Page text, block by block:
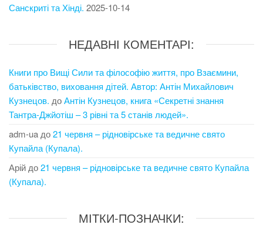
Санскриті та Хінді. 2025-10-14
НЕДАВНІ КОМЕНТАРІ:
Книги про Вищі Сили та філософію життя, про Взаємини,
батьківство, виховання дітей. Автор: Антін Михайлович
Кузнецов. доАнтін Кузнецов, книга «Секретні знання
Тантра-Джйотіш – 3 рівні та 5 станів людей».
adm-ua до21 червня – рідновірське та ведичне свято
Купайла (Купала).
Арій до21 червня – рідновірське та ведичне свято Купайла
(Купала).
МІТКИ-ПОЗНАЧКИ: